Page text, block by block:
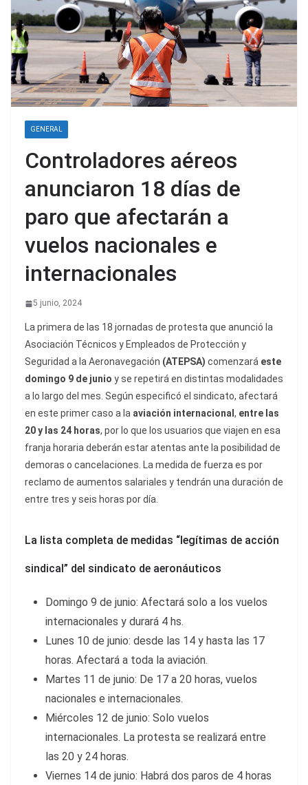
GENERAL
Controladores aéreos
anunciaron 18 días de
paro que afectarán a
vuelos nacionales e
internacionales
5 junio, 2024
La primera de las 18 jornadas de protesta que anunció la
Asociación Técnicos y Empleados de Protección y
Seguridad a la Aeronavegación (ATEPSA) comenzará este
domingo 9 de junio y se repetirá en distintas modalidades
a lo largo del mes. Según especificó el sindicato, afectará
en este primer caso a la aviación internacional , entre las
20 y las 24 horas, por lo que los usuarios que viajen en esa
franja horaria deberán estar atentas ante la posibilidad de
demoras o cancelaciones. La medida de fuerza es por
reclamo de aumentos salariales y tendrán una duración de
entre tres y seis horas por día.
La lista completa de medidas “legítimas de acción
sindical” del sindicato de aeronáuticos
Domingo 9 de junio: Afectará solo a los vuelos
internacionales y durará 4 hs.
Lunes 10 de junio: desde las 14 y hasta las 17
horas. Afectará a toda la aviación.
Martes 11 de junio: De 17 a 20 horas, vuelos
nacionales e internacionales.
Miércoles 12 de junio: Solo vuelos
internacionales. La protesta se realizará entre
las 20 y 24 horas.
Viernes 14 de junio: Habrá dos paros de 4 horas